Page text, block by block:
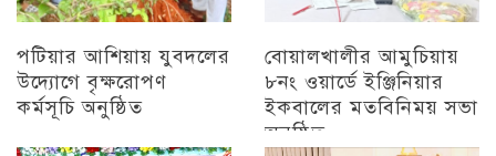
পটিয়ার আশিয়ায় যুবদলের
উদ্যোগে বৃক্ষরোপণ
কর্মসূচি অনুষ্ঠিত
বোয়ালখালীর আমুচিয়ায়
৮নং ওয়ার্ডে ইঞ্জিনিয়ার
ইকবালের মতবিনিময় সভা
অনুষ্ঠিত